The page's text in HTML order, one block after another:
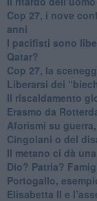
​Cop 27, i nove
anni
​I pacifisti sono
Qatar?
​Cop 27, la
​Liberarsi dei
Il riscaldamento
​Erasmo da
​Aforismi su
Cingolani o del
​Il metano ci dà
​Dio? Patria?
Portogallo,
​Elisabetta II e